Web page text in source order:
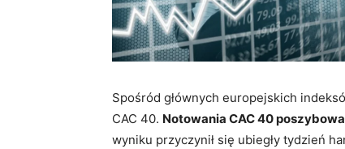
Spośród głównych europejskich
CAC 40. Notowania CAC 40
wyniku przyczynił się ubiegły tydzień